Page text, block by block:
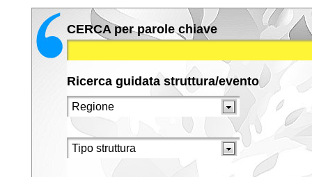
CERCA per parole chiave
Ricerca guidata struttura/evento